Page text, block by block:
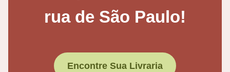
rua de São Paulo!
Encontre Sua Livraria